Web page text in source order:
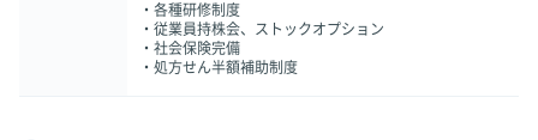
・各種研修制度
・従業員持株会、ストックオプション
・社会保険完備
・処方せん半額補助制度